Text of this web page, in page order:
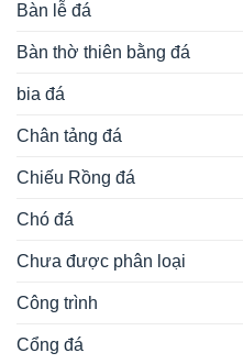
Bàn lễ đá
Bàn thờ thiên bằng đá
bia đá
Chân tảng đá
Chiếu Rồng đá
Chó đá
Chưa được phân loại
Công trình
Cổng đá